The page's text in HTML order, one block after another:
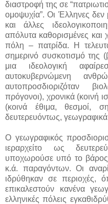
διαστροφή της σε
ομοψυχία”. Οι Έλληνες δεν
και άλλες
απόλυτα καθορισμένες
πόλη – πατρίδα. Η
σημερινό συσκοτισμό της
μια ιδεολογική
αυτοκυβερνώμενη
αυτοπροσδιοριζόταν
πρόγονοι), χρονικά (κοινή
(κοινά έθιμα,
δευτερευόντως,
Ο γεωγραφικός
ιεραρχείτο ως
υποχωρούσε υπό το βάρος
κ.ά. παραγόντων. Οι
ιδρύθηκαν σε περιοχές,
επικαλεστούν κανένα
ελληνικές πόλεις